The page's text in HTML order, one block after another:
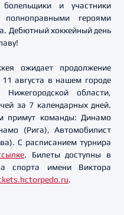
и участники
героями
Дебютный хоккейный день
ожидает продолжение
августа в нашем городе
Нижегородской области,
за 7 календарных дней.
примут команды: Динамо
(Рига), Автомобилист
С расписанием турнира
. Билеты доступны в
спорта имени Виктора
.